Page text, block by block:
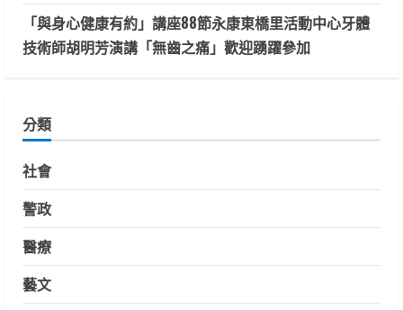
「與身心健康有約」講座88節永康東橋里活動中心牙體
技術師胡明芳演講「無齒之痛」歡迎踴躍參加
分類
社會
警政
醫療
藝文